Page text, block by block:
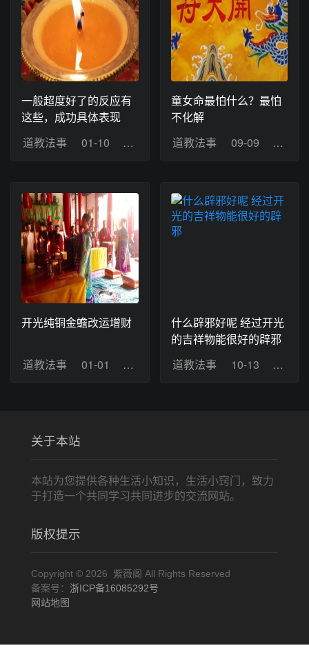
一般超度好了的反应有
这些，成功具体表现
道教法事
01-10 浏览：7
童女命最怕什么？最怕
不化解
道教法事
09-09 浏览
开光纯铜金蟾改运增财
道教法事 01-01 浏览：10
什么辟邪好呢 经过开光
的吉祥物能很好的辟邪
道教法事
10-13 浏览
关于本站
本站为您提供各种生活小知识，生活小窍门，致力
于打造一个共同学习共同进步的交流网站。
版权提示
Copyright © 2026 紫薇阁 All Rights Reserved
备案号： 浙ICP备16085292号
网站地图